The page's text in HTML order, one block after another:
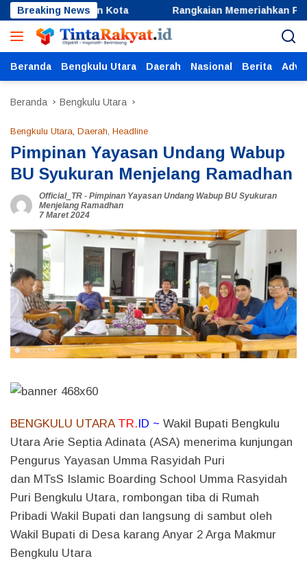
Langsung
ke
konten
Breaking News
Hutan Kota Rangkaian Memeriahkan Peringatan
Beranda Bengkulu Utara Daerah Nasional Berita
Beranda Bengkulu Utara
Bengkulu Utara, Daerah, Headline
Pimpinan Yayasan Undang Wabup
BU Syukuran Menjelang Ramadhan
Official_TR - Pimpinan Yayasan Undang Wabup BU Syukuran
Menjelang Ramadhan
7 Maret 2024
BENGKULU UTARA TR.ID ~ Wakil Bupati Bengkulu
Utara Arie Septia Adinata (ASA) menerima kunjungan
Pengurus Yayasan Umma Rasyidah Puri
dan MTsS Islamic Boarding School Umma Rasyidah
Puri Bengkulu Utara, rombongan tiba di Rumah
Pribadi Wakil Bupati dan langsung di sambut oleh
Wakil Bupati di Desa karang Anyar 2 Arga Makmur
Bengkulu Utara